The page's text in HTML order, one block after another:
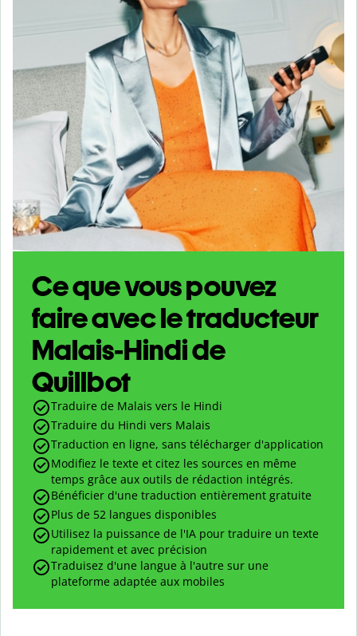
Ce que vous pouvez
faire avec le traducteur
Malais-Hindi de
Quillbot
Traduire de Malais vers le Hindi
Traduire du Hindi vers Malais
Traduction en ligne, sans télécharger d'application
Modifiez le texte et citez les sources en même
temps grâce aux outils de rédaction intégrés.
Bénéficier d'une traduction entièrement gratuite
Plus de 52 langues disponibles
Utilisez la puissance de l'IA pour traduire un texte
rapidement et avec précision
Traduisez d'une langue à l'autre sur une
plateforme adaptée aux mobiles